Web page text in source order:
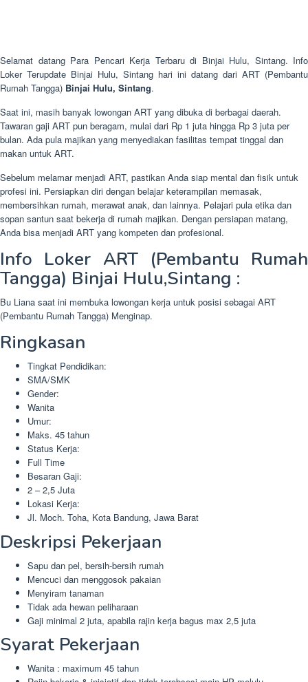
Selamat datang Para Pencari Kerja Terbaru di Binjai Hulu, Sintang. Info
Loker Terupdate Binjai Hulu, Sintang hari ini datang dari ART (Pembantu
Rumah Tangga) Binjai Hulu, Sintang.
Saat ini, masih banyak lowongan ART yang dibuka di berbagai daerah.
Tawaran gaji ART pun beragam, mulai dari Rp 1 juta hingga Rp 3 juta per
bulan. Ada pula majikan yang menyediakan fasilitas tempat tinggal dan
makan untuk ART.
Sebelum melamar menjadi ART, pastikan Anda siap mental dan fisik untuk
profesi ini. Persiapkan diri dengan belajar keterampilan memasak,
membersihkan rumah, merawat anak, dan lainnya. Pelajari pula etika dan
sopan santun saat bekerja di rumah majikan. Dengan persiapan matang,
Anda bisa menjadi ART yang kompeten dan profesional.
Info Loker ART (Pembantu Rumah
Tangga) Binjai Hulu,Sintang :
Bu Liana saat ini membuka lowongan kerja untuk posisi sebagai ART
(Pembantu Rumah Tangga) Menginap.
Ringkasan
Tingkat Pendidikan:
SMA/SMK
Gender:
Wanita
Umur:
Maks. 45 tahun
Status Kerja:
Full Time
Besaran Gaji:
2 – 2,5 Juta
Lokasi Kerja:
Jl. Moch. Toha, Kota Bandung, Jawa Barat
Deskripsi Pekerjaan
Sapu dan pel, bersih-bersih rumah
Mencuci dan menggosok pakaian
Menyiram tanaman
Tidak ada hewan peliharaan
Gaji minimal 2 juta, apabila rajin kerja bagus max 2,5 juta
Syarat Pekerjaan
Wanita : maximum 45 tahun